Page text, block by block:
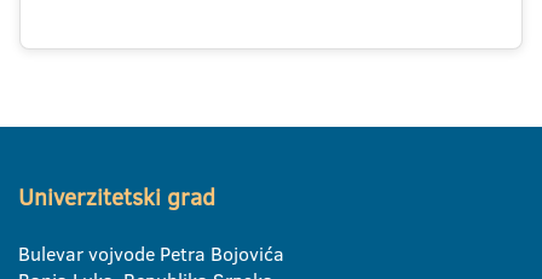
Univerzitetski grad
Bulevar vojvode Petra Bojovića